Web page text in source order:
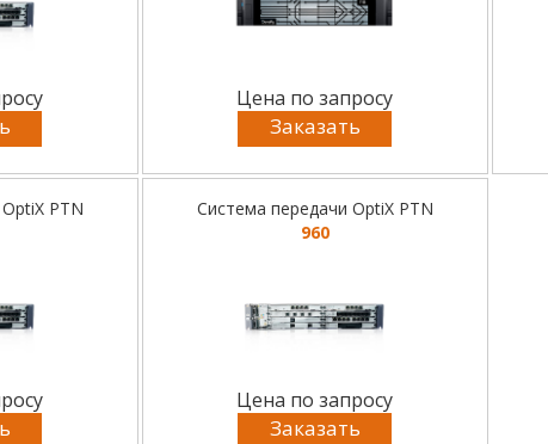
Цена по запросу
Заказать
PTN
Система передачи OptiX PTN
960
Цена по запросу
Заказать